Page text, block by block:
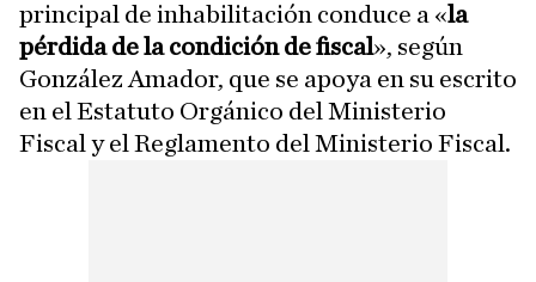
principal de inhabilitación conduce a «la
pérdida de la condición de fiscal», según
González Amador, que se apoya en su escrito
en el Estatuto Orgánico del Ministerio
Fiscal y el Reglamento del Ministerio Fiscal.